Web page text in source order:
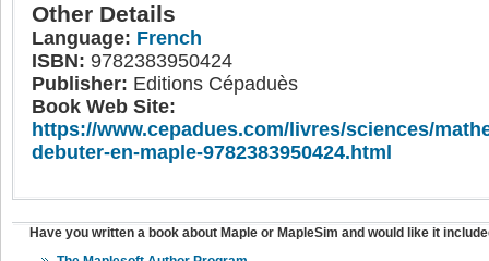
Other Details
Language: French
ISBN: 9782383950424
Publisher: Editions Cépaduès
Book Web Site:
https://www.cepadues.com/livres/sciences/
debuter-en-maple-9782383950424.html
Have you written a book about Maple or MapleSim and would like it